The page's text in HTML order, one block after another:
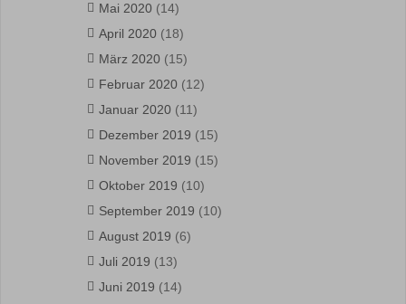
Mai 2020 (14)
April 2020 (18)
März 2020 (15)
Februar 2020 (12)
Januar 2020 (11)
Dezember 2019 (15)
November 2019 (15)
Oktober 2019 (10)
September 2019 (10)
August 2019 (6)
Juli 2019 (13)
Juni 2019 (14)